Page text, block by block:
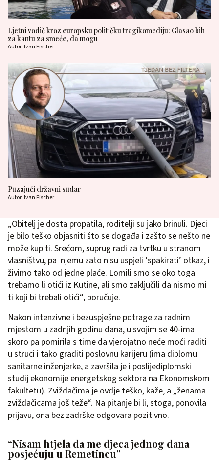
Ljetni vodič kroz europsku političku tragikomediju: Glasao bih
za kantu za smeće, da mogu
Autor: Ivan Fischer
Puzajući državni sudar
Autor: Ivan Fischer
„Obitelj je dosta propatila, roditelji su jako brinuli. Djeci
je bilo teško objasniti što se događa i zašto se nešto ne
može kupiti. Srećom, suprug radi za tvrtku u stranom
vlasništvu, pa njemu zato nisu uspjeli ‘spakirati’ otkaz, i
živimo tako od jedne plaće. Lomili smo se oko toga
trebamo li otići iz Kutine, ali smo zaključili da nismo mi
ti koji bi trebali otići“, poručuje.
Nakon intenzivne i bezuspješne potrage za radnim
mjestom u zadnjih godinu dana, u svojim se 40-ima
skoro pa pomirila s time da vjerojatno neće moći raditi
u struci i tako graditi poslovnu karijeru (ima diplomu
sanitarne inženjerke, a završila je i poslijediplomski
studij ekonomije energetskog sektora na Ekonomskom
fakultetu). Zviždačima je ovdje teško, kaže, a „ženama
zviždačicama još teže“. Na pitanje bi li, stoga, ponovila
prijavu, ona bez zadrške odgovara pozitivno.
“Nisam htjela da me djeca jednog dana
posjećuju u Remetincu”